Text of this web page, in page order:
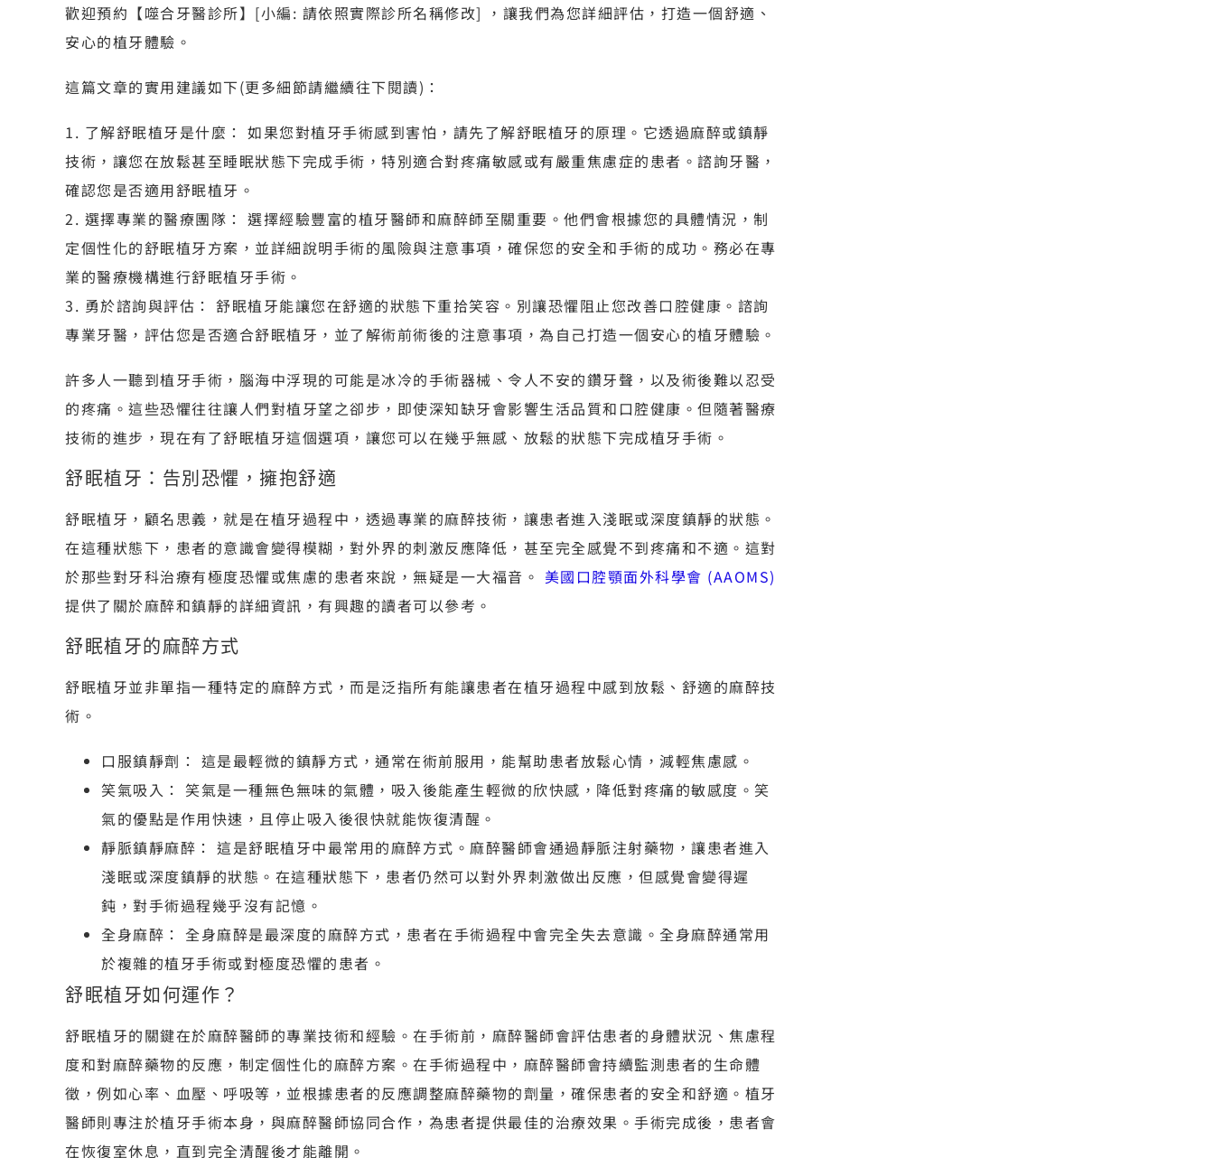
歡迎預約【噬合牙醫診所】[小編: 請依照實際診所名稱修改] ，讓我們為您詳細評估，打造一個舒適、
安心的植牙體驗。
這篇文章的實用建議如下(更多細節請繼續往下閱讀)：
1. 了解舒眠植牙是什麼： 如果您對植牙手術感到害怕，請先了解舒眠植牙的原理。它透過麻醉或鎮靜
技術，讓您在放鬆甚至睡眠狀態下完成手術，特別適合對疼痛敏感或有嚴重焦慮症的患者。諮詢牙醫，
確認您是否適用舒眠植牙。
2. 選擇專業的醫療團隊： 選擇經驗豐富的植牙醫師和麻醉師至關重要。他們會根據您的具體情況，制
定個性化的舒眠植牙方案，並詳細說明手術的風險與注意事項，確保您的安全和手術的成功。務必在專
業的醫療機構進行舒眠植牙手術。
3. 勇於諮詢與評估： 舒眠植牙能讓您在舒適的狀態下重拾笑容。別讓恐懼阻止您改善口腔健康。諮詢
專業牙醫，評估您是否適合舒眠植牙，並了解術前術後的注意事項，為自己打造一個安心的植牙體驗。
許多人一聽到植牙手術，腦海中浮現的可能是冰冷的手術器械、令人不安的鑽牙聲，以及術後難以忍受
的疼痛。這些恐懼往往讓人們對植牙望之卻步，即使深知缺牙會影響生活品質和口腔健康。但隨著醫療
技術的進步，現在有了舒眠植牙這個選項，讓您可以在幾乎無感、放鬆的狀態下完成植牙手術。
舒眠植牙：告別恐懼，擁抱舒適
舒眠植牙，顧名思義，就是在植牙過程中，透過專業的麻醉技術，讓患者進入淺眠或深度鎮靜的狀態。
在這種狀態下，患者的意識會變得模糊，對外界的刺激反應降低，甚至完全感覺不到疼痛和不適。這對
於那些對牙科治療有極度恐懼或焦慮的患者來說，無疑是一大福音。 美國口腔顎面外科學會 (AAOMS)
提供了關於麻醉和鎮靜的詳細資訊，有興趣的讀者可以參考。
舒眠植牙的麻醉方式
舒眠植牙並非單指一種特定的麻醉方式，而是泛指所有能讓患者在植牙過程中感到放鬆、舒適的麻醉技
術。
口服鎮靜劑： 這是最輕微的鎮靜方式，通常在術前服用，能幫助患者放鬆心情，減輕焦慮感。
笑氣吸入： 笑氣是一種無色無味的氣體，吸入後能產生輕微的欣快感，降低對疼痛的敏感度。笑
氣的優點是作用快速，且停止吸入後很快就能恢復清醒。
靜脈鎮靜麻醉： 這是舒眠植牙中最常用的麻醉方式。麻醉醫師會通過靜脈注射藥物，讓患者進入
淺眠或深度鎮靜的狀態。在這種狀態下，患者仍然可以對外界刺激做出反應，但感覺會變得遲
鈍，對手術過程幾乎沒有記憶。
全身麻醉： 全身麻醉是最深度的麻醉方式，患者在手術過程中會完全失去意識。全身麻醉通常用
於複雜的植牙手術或對極度恐懼的患者。
舒眠植牙如何運作？
舒眠植牙的關鍵在於麻醉醫師的專業技術和經驗。在手術前，麻醉醫師會評估患者的身體狀況、焦慮程
度和對麻醉藥物的反應，制定個性化的麻醉方案。在手術過程中，麻醉醫師會持續監測患者的生命體
徵，例如心率、血壓、呼吸等，並根據患者的反應調整麻醉藥物的劑量，確保患者的安全和舒適。植牙
醫師則專注於植牙手術本身，與麻醉醫師協同合作，為患者提供最佳的治療效果。手術完成後，患者會
在恢復室休息，直到完全清醒後才能離開。